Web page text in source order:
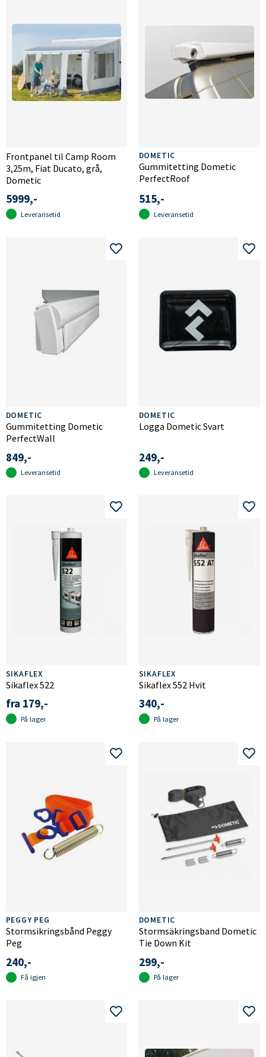
Frontpanel til Camp Room
3,25m, Fiat Ducato, grå,
Dometic
5999,-
Leveransetid
DOMETIC
Gummitetting Dometic
PerfectRoof
515,-
Leveransetid
DOMETIC
Gummitetting Dometic
PerfectWall
849,-
Leveransetid
DOMETIC
Logga Dometic Svart
249,-
Leveransetid
SIKAFLEX
Sikaflex 522
fra 179,-
På lager
SIKAFLEX
Sikaflex 552 Hvit
340,-
På lager
PEGGY PEG
Stormsikringsbånd Peggy
Peg
240,-
Få igjen
DOMETIC
Stormsäkringsband Dometic
Tie Down Kit
299,-
På lager